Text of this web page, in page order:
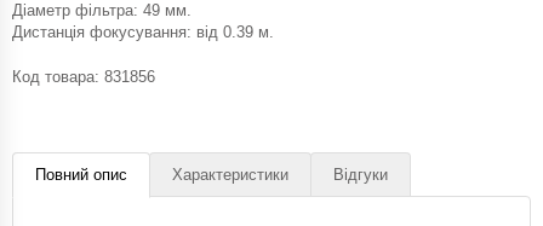
Діаметр фільтра: 49 мм.
Дистанція фокусування: від 0.39 м.
Код товара: 831856
Повний опис Характеристики Відгуки